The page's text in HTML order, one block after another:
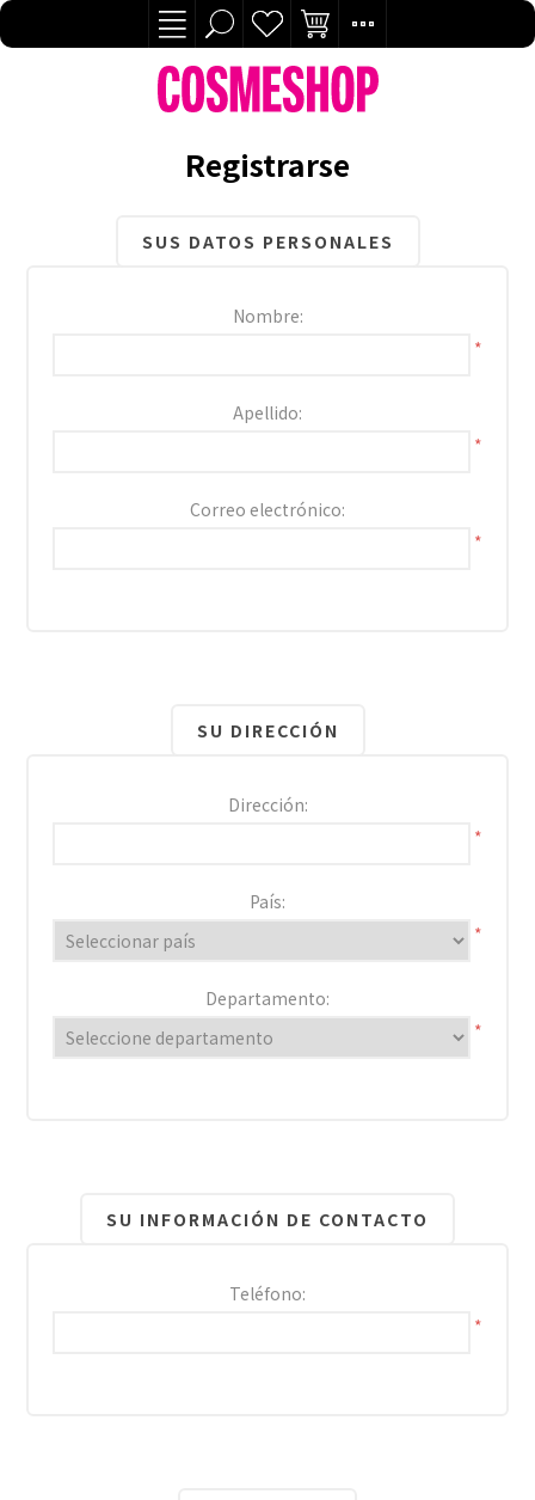
Registrarse
SUS DATOS PERSONALES
Nombre:
*
Apellido:
*
Correo electrónico:
*
SU DIRECCIÓN
Dirección:
*
País:
*
Departamento:
*
SU INFORMACIÓN DE CONTACTO
Teléfono:
*